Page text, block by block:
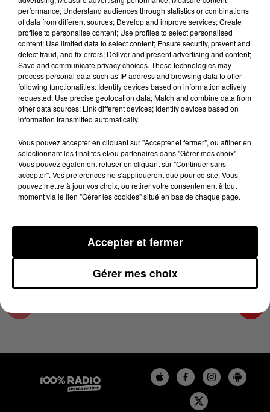
Lecture (2 min 23 sec)
100%
100% Radio les infos du Comminges
18 juin 2024 - 2 min 23 sec
LES INFOS DU COMMINGES DU 18/06/2024 À
14H00
Podcast infos du Comminges
performance; Understand audiences through statistics or combinations
of data from different sources; Develop and improve services; Create
profiles to personalise content; Use profiles to select personalised
content; Use limited data to select content; Ensure security, prevent and
detect fraud, and fix errors; Deliver and present advertising and content;
Save and communicate privacy choices. These technologies may
process personal data such as IP address and browsing data to offer
following functionalities: Identify devices based on information actively
requested; Use precise geolocation data; Match and combine data from
other data sources; Link different devices; Identify devices based on
information transmitted automatically.
Vous pouvez accepter en cliquant sur "Accepter et fermer", ou affiner en
sélectionnant les finalités et/ou partenaires dans "Gérer mes choix".
Vous pouvez également refuser en cliquant sur "Continuer sans
accepter". Vos préférences ne s'appliqueront que pour ce site. Vous
pouvez mettre à jour vos choix, ou retirer votre consentement à tout
moment via le lien "Gérer les cookies" situé en bas de chaque page.
Gérer mes choix
Accepter et fermer